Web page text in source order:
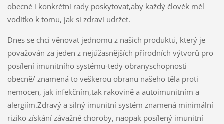
obecné i konkrétní rady poskytovat,aby každý člověk měl
vodítko k tomu, jak si zdraví udržet.
Dnes se chci věnovat jednomu z našich produktů, který je
považován za jeden z nejúžasnějších přírodních výtvorů pro
posílení imunitního systému-tedy obranyschopnosti
obecně/ znamená to veškerou obranu našeho těla proti
nemocen, jak infekčním,tak rakovině a autoimunitním a
alergiím.Zdravý a silný imunitní systém znamená minimální
riziko získání závažné choroby, naopak posílený imunitní